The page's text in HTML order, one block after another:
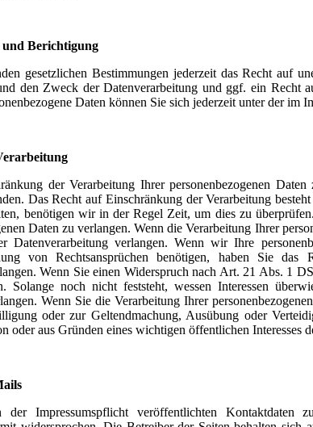
Berichtigung
gesetzlichen Bestimmungen jederzeit das Recht auf
den Zweck der Datenverarbeitung und ggf. ein Recht
Daten können Sie sich jederzeit unter der im
der Verarbeitung Ihrer personenbezogenen
Das Recht auf Einschränkung der Verarbeitung
benötigen wir in der Regel Zeit, um dies zu
Daten zu verlangen. Wenn die Verarbeitung Ihrer
Datenverarbeitung verlangen. Wenn wir Ihre
von Rechtsansprüchen benötigen, haben Sie
Wenn Sie einen Widerspruch nach Art. 21 Abs. 1
Solange noch nicht feststeht, wessen Interessen
Wenn Sie die Verarbeitung Ihrer
oder zur Geltendmachung, Ausübung oder
oder aus Gründen eines wichtigen öffentlichen
Impressumspflicht veröffentlichten Kontaktdaten